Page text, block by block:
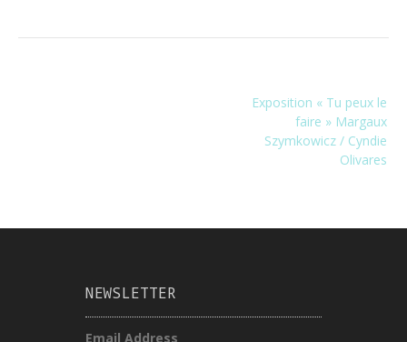
Exposition « Tu peux le
faire » Margaux
Szymkowicz / Cyndie
Olivares
NEWSLETTER
Email Address